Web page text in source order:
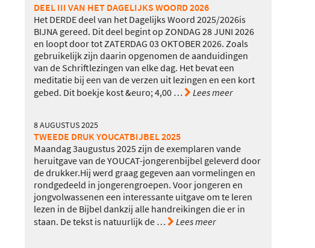
DEEL III VAN HET DAGELIJKS WOORD 2026
Het DERDE deel van het Dagelijks Woord 2025/2026is
BIJNA gereed. Dit deel begint op ZONDAG 28 JUNI 2026
en loopt door tot ZATERDAG 03 OKTOBER 2026. Zoals
gebruikelijk zijn daarin opgenomen de aanduidingen
van de Schriftlezingen van elke dag. Het bevat een
meditatie bij een van de verzen uit lezingen en een kort
gebed. Dit boekje kost &euro; 4,00… Lees meer
8 AUGUSTUS 2025
TWEEDE DRUK YOUCATBIJBEL 2025
Maandag 3augustus 2025 zijn de exemplaren vande
heruitgave van de YOUCAT-jongerenbijbel geleverd door
de drukker.Hij werd graag gegeven aan vormelingen en
rondgedeeld in jongerengroepen. Voor jongeren en
jongvolwassenen een interessante uitgave om te leren
lezen in de Bijbel dankzij alle handreikingen die er in
staan. De tekst is natuurlijk de… Lees meer